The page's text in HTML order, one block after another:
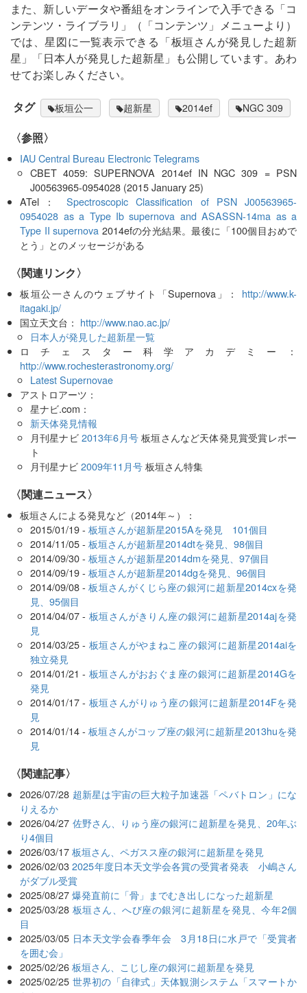
また、新しいデータや番組をオンラインで入手できる「コ
ンテンツ・ライブラリ」（「コンテンツ」メニューより）
では、星図に一覧表示できる「板垣さんが発見した超新
星」「日本人が発見した超新星」も公開しています。あわ
せてお楽しみください。
タグ 板垣公一 超新星 2014ef NGC 309
〈参照〉
IAU Central Bureau Electronic Telegrams
CBET 4059: SUPERNOVA 2014ef IN NGC 309 = PSN
J00563965-0954028 (2015 January 25)
ATel：Spectroscopic Classification of PSN J00563965-
0954028 as a Type Ib supernova and ASASSN-14ma as a
Type II supernova 2014efの分光結果。最後に「100個目おめで
とう」とのメッセージがある
〈関連リンク〉
板垣公一さんのウェブサイト「Supernova」： http://www.k-
itagaki.jp/
国立天文台： http://www.nao.ac.jp/
日本人が発見した超新星一覧
ロチェスター科学アカデミー：
http://www.rochesterastronomy.org/
Latest Supernovae
アストロアーツ：
星ナビ.com：
新天体発見情報
月刊星ナビ2013年6月号板垣さんなど天体発見賞受賞レポー
ト
月刊星ナビ2009年11月号板垣さん特集
〈関連ニュース〉
板垣さんによる発見など（2014年～）：
2015/01/19 - 板垣さんが超新星2015Aを発見 101個目
2014/11/05 - 板垣さんが超新星2014dtを発見、98個目
2014/09/30 - 板垣さんが超新星2014dmを発見、97個目
2014/09/19 - 板垣さんが超新星2014dgを発見、96個目
2014/09/08 -板垣さんがくじら座の銀河に超新星2014cxを発
見、95個目
2014/04/07 - 板垣さんがきりん座の銀河に超新星2014ajを発
見
2014/03/25 - 板垣さんがやまねこ座の銀河に超新星2014aiを
独立発見
2014/01/21 - 板垣さんがおおぐま座の銀河に超新星2014Gを
発見
2014/01/17 - 板垣さんがりゅう座の銀河に超新星2014Fを発
見
2014/01/14 -板垣さんがコップ座の銀河に超新星2013huを発
見
関連記事
2026/07/28 超新星は宇宙の巨大粒子加速器「ペバトロン」にな
りえるか
2026/04/27 佐野さん、りゅう座の銀河に超新星を発見、20年ぶ
り4個目
2026/03/17 板垣さん、ペガスス座の銀河に超新星を発見
2026/02/03 2025年度日本天文学会各賞の受賞者発表 小嶋さん
がダブル受賞
2025/08/27 爆発直前に「骨」までむき出しになった超新星
2025/03/28 板垣さん、へび座の銀河に超新星を発見、今年2個
目
2025/03/05 日本天文学会春季年会 3月18日に水戸で「受賞者
を囲む会」
2025/02/26 板垣さん、こじし座の銀河に超新星を発見
2025/02/25 世界初の「自律式」天体観測システム「スマートか